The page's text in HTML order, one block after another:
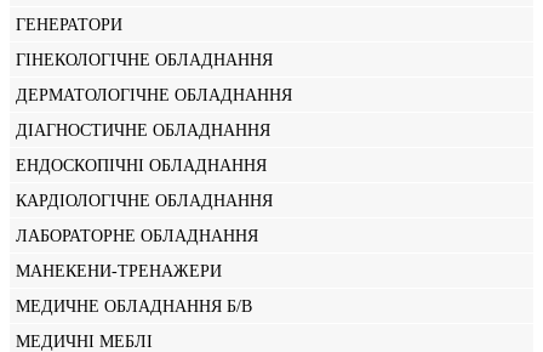
ГЕНЕРАТОРИ
ГІНЕКОЛОГІЧНЕ ОБЛАДНАННЯ
ДЕРМАТОЛОГІЧНЕ ОБЛАДНАННЯ
ДІАГНОСТИЧНЕ ОБЛАДНАННЯ
ЕНДОСКОПІЧНІ ОБЛАДНАННЯ
КАРДІОЛОГІЧНЕ ОБЛАДНАННЯ
ЛАБОРАТОРНЕ ОБЛАДНАННЯ
МАНЕКЕНИ-ТРЕНАЖЕРИ
МЕДИЧНЕ ОБЛАДНАННЯ Б/В
МЕДИЧНІ МЕБЛІ